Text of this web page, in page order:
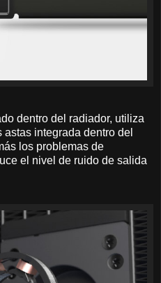
dentro del radiador, utiliza
integrada dentro del
los problemas de
el nivel de ruido de salida